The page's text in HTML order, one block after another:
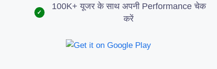
✓
100K+ यूजर के साथ अपनी Performance चेक
करें